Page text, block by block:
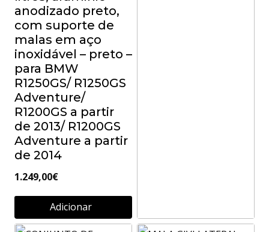
anodizado preto,
com suporte de
malas em aço
inoxidável – preto –
para BMW
R1250GS/ R1250GS
Adventure/
R1200GS a partir
de 2013/ R1200GS
Adventure a partir
de 2014
1.249,00€
Adicionar